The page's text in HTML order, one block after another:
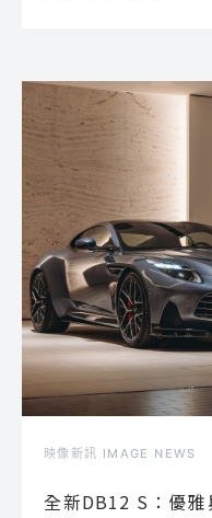
映像新訊 IMAGE NEWS
全新DB12 S：優